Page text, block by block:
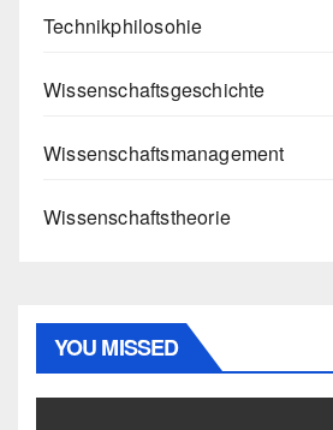
Technikphilosohie
Wissenschaftsgeschichte
Wissenschaftsmanagement
Wissenschaftstheorie
YOU MISSED